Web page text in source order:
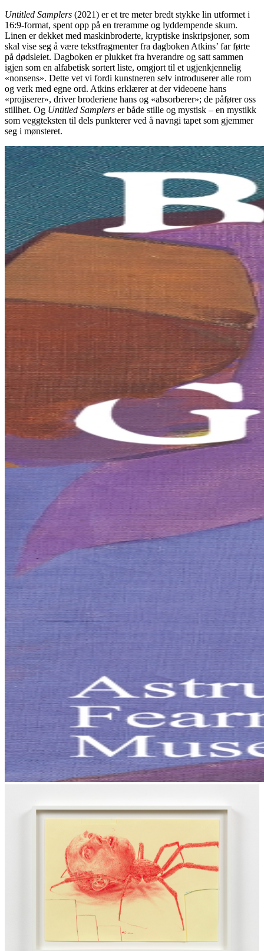
Untitled Samplers (2021) er et tre meter bredt stykke lin utformet i
16:9-format, spent opp på en treramme og lyddempende skum.
Linen er dekket med maskinbroderte, kryptiske inskripsjoner, som
skal vise seg å være tekstfragmenter fra dagboken Atkins’ far førte
på dødsleiet. Dagboken er plukket fra hverandre og satt sammen
igjen som en alfabetisk sortert liste, omgjort til et ugjenkjennelig
«nonsens». Dette vet vi fordi kunstneren selv introduserer alle rom
og verk med egne ord. Atkins erklærer at der videoene hans
«projiserer», driver broderiene hans og «absorberer»; de påfører oss
stillhet. Og Untitled Samplers er både stille og mystisk – en mystikk
som veggteksten til dels punkterer ved å navngi tapet som gjemmer
seg i mønsteret.